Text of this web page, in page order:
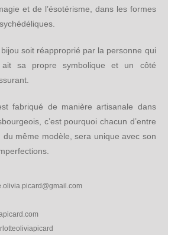
et de l’ésotérisme, dans les formes
bijou soit réapproprié par la personne qui
ait sa propre symbolique et un côté
fabriqué de manière artisanale dans
c’est pourquoi chacun d’entre
du même modèle, sera unique avec son